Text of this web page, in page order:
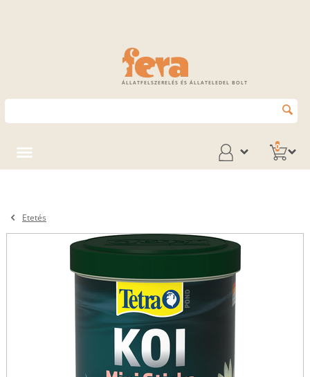
ÁLLATFELSZERELÉS ÉS ÁLLATELEDEL BOLT
0
Etetés